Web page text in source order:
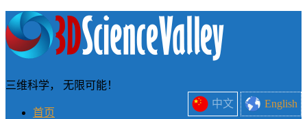
中文 English
三维科学， 无限可能！
首页